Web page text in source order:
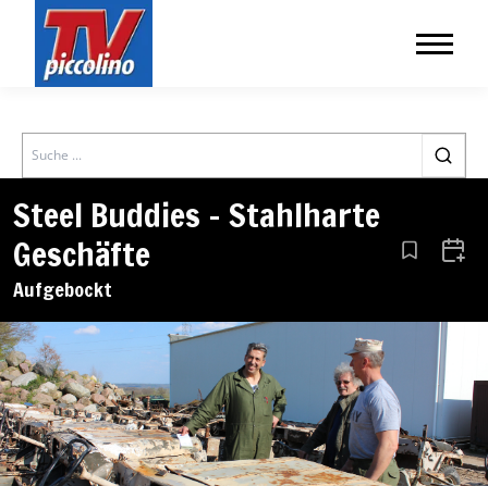
Search
Steel Buddies – Stahlharte
Geschäfte
Aufgebockt
Aus den